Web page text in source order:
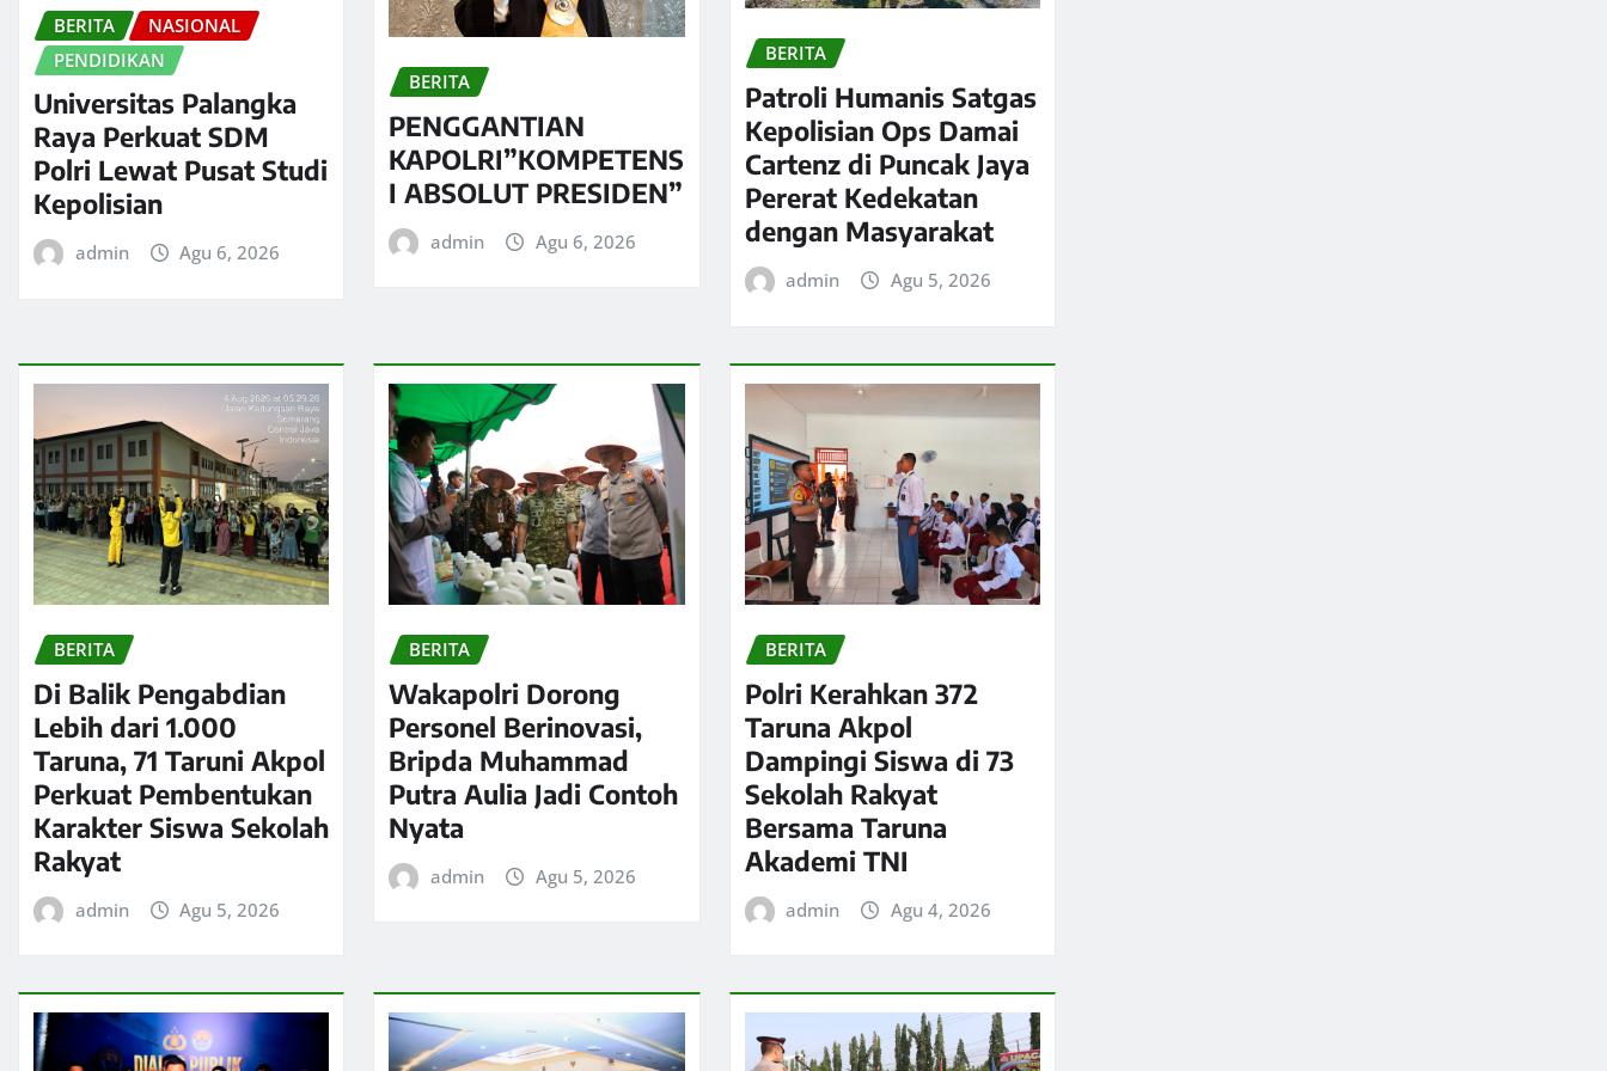
BERITA
NASIONAL
PENDIDIKAN
Universitas Palangka
Raya Perkuat SDM
Polri Lewat Pusat Studi
Kepolisian
admin Agu 6, 2026
BERITA
PENGGANTIAN
KAPOLRI”KOMPETENS
I ABSOLUT PRESIDEN”
admin Agu 6, 2026
BERITA
Patroli Humanis Satgas
Kepolisian Ops Damai
Cartenz di Puncak Jaya
Pererat Kedekatan
dengan Masyarakat
admin Agu 5, 2026
BERITA
Di Balik Pengabdian
Lebih dari 1.000
Taruna, 71 Taruni Akpol
Perkuat Pembentukan
Karakter Siswa Sekolah
Rakyat
admin Agu 5, 2026
BERITA
Wakapolri Dorong
Personel Berinovasi,
Bripda Muhammad
Putra Aulia Jadi Contoh
Nyata
admin Agu 5, 2026
BERITA
Polri Kerahkan 372
Taruna Akpol
Dampingi Siswa di 73
Sekolah Rakyat
Bersama Taruna
Akademi TNI
admin Agu 4, 2026